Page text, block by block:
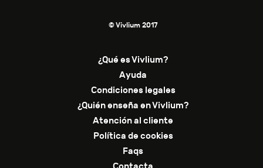
© Vivlium 2017
¿Qué es Vivlium?
Ayuda
Condiciones legales
¿Quién enseña en Vivlium?
Atención al cliente
Política de cookies
Faqs